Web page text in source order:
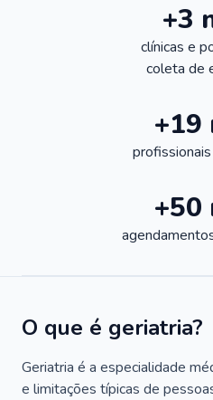
+3
clínicas e
coleta de
+19
+50
O que é geriatria?
Geriatria é a especialidade
e limitações típicas de